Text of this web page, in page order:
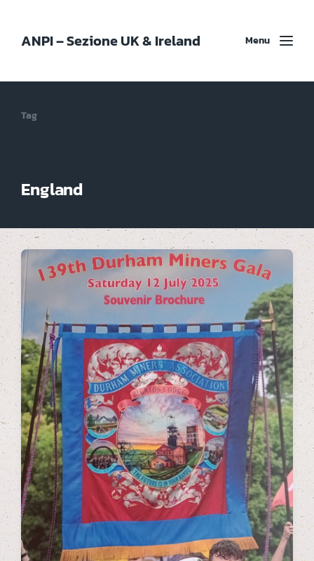
ANPI – Sezione UK & Ireland Menu
Tag
England